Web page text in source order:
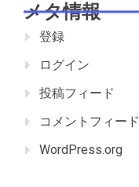
メタ情報
登録
ログイン
投稿フィード
コメントフィード
WordPress.org